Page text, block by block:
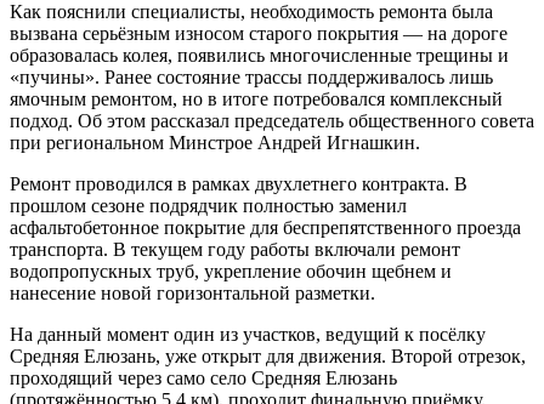
Как пояснили специалисты, необходимость ремонта была
вызвана серьёзным износом старого покрытия — на дороге
образовалась колея, появились многочисленные трещины и
«пучины». Ранее состояние трассы поддерживалось лишь
ямочным ремонтом, но в итоге потребовался комплексный
подход. Об этом рассказал председатель общественного совета
при региональном Минстрое Андрей Игнашкин.
Ремонт проводился в рамках двухлетнего контракта. В
прошлом сезоне подрядчик полностью заменил
асфальтобетонное покрытие для беспрепятственного проезда
транспорта. В текущем году работы включали ремонт
водопропускных труб, укрепление обочин щебнем и
нанесение новой горизонтальной разметки.
На данный момент один из участков, ведущий к посёлку
Средняя Елюзань, уже открыт для движения. Второй отрезок,
проходящий через само село Средняя Елюзань
(протяжённостью 5,4 км), проходит финальную приёмку.